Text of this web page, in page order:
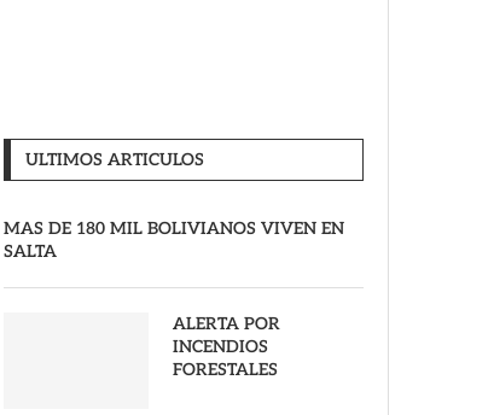
ULTIMOS ARTICULOS
MAS DE 180 MIL BOLIVIANOS VIVEN EN
SALTA
ALERTA POR
INCENDIOS
FORESTALES